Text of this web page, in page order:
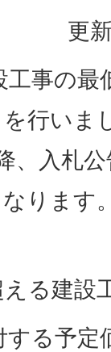
更
事の最
行いま
、入札
ります
る建設
する予